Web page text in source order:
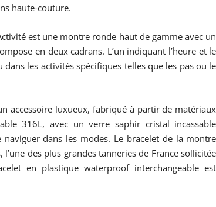
haute-couture.
est une montre ronde haut de gamme avec un
en deux cadrans. L’un indiquant l’heure et le
les activités spécifiques telles que les pas ou le
accessoire luxueux, fabriqué à partir de matériaux
316L, avec un verre saphir cristal incassable
dans les modes. Le bracelet de la montre
des plus grandes tanneries de France sollicitée
en plastique waterproof interchangeable est